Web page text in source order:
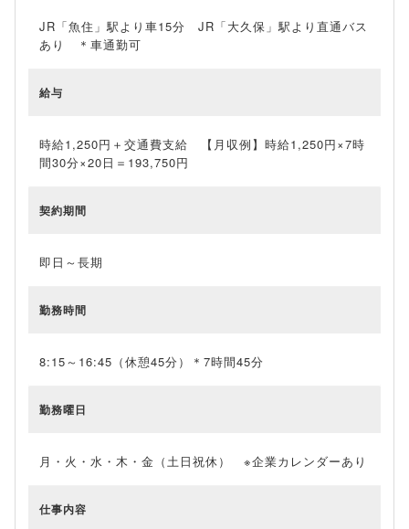
JR「魚住」駅より車15分 JR「大久保」駅より直通バス
あり ＊車通勤可
給与
時給1,250円＋交通費支給 【月収例】時給1,250円×7時
間30分×20日＝193,750円
契約期間
即日～長期
勤務時間
8:15～16:45（休憩45分）＊7時間45分
勤務曜日
月・火・水・木・金（土日祝休） ※企業カレンダーあり
仕事内容